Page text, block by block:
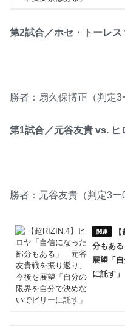
第2試合／ホセ・トーレ
勝者：扇久保博正（判定3
第1試合／元谷友貴 vs. ヒ
勝者：元谷友貴（判定3ー0
分もあ
展望「
に託す」